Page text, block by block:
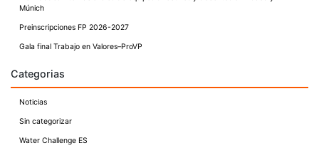
Múnich
Preinscripciones FP 2026-2027
Gala final Trabajo en Valores–ProVP
Categorias
Noticias
Sin categorizar
Water Challenge ES